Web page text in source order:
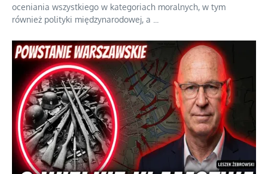
oceniania wszystkiego w kategoriach moralnych, w tym
również polityki międzynarodowej, a